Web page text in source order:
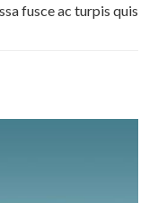
fusce ac turpis quis